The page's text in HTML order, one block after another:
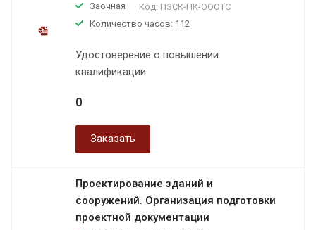
Заочная Код: ПЗСК-ПК-ОООТС
Количество часов: 112
Удостоверение о повышении
квалификации
0
Заказать
Проектирование зданий и
сооружений. Организация подготовки
проектной документации